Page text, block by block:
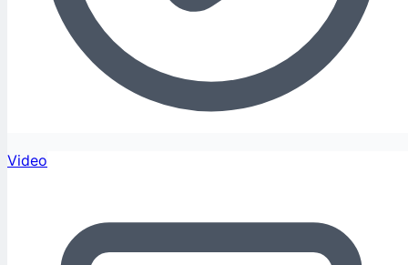
Video